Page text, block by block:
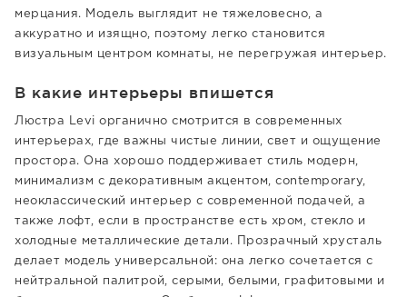
мерцания. Модель выглядит не тяжеловесно, а
аккуратно и изящно, поэтому легко становится
визуальным центром комнаты, не перегружая интерьер.
В какие интерьеры впишется
Люстра Levi органично смотрится в современных
интерьерах, где важны чистые линии, свет и ощущение
простора. Она хорошо поддерживает стиль модерн,
минимализм с декоративным акцентом, contemporary,
неоклассический интерьер с современной подачей, а
также лофт, если в пространстве есть хром, стекло и
холодные металлические детали. Прозрачный хрусталь
делает модель универсальной: она легко сочетается с
нейтральной палитрой, серыми, белыми, графитовыми и